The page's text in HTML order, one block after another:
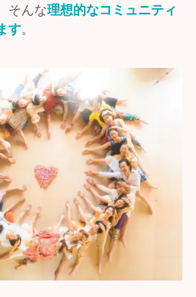
そんな理想的なコミュニティ
す。